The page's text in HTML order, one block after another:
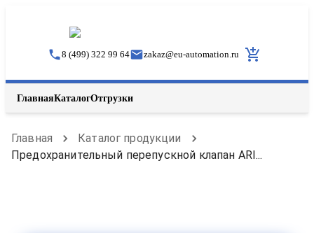
8 (499) 322 99 64 zakaz@eu-automation.ru
ГлавнаяКаталогОтгрузки
Главная
Каталог продукции
Предохранительный перепускной клапан ARI...